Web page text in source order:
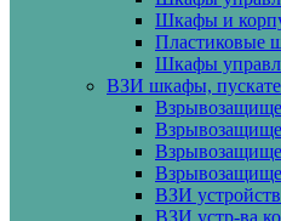
Шкафы и
Шкафы
ВЗИ шкафы,
ВЗИ
ВЗИ устр-ва